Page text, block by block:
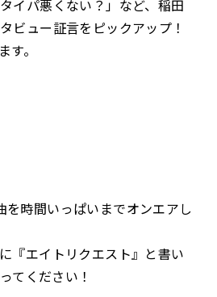
イパ悪くない？」など、稲田
ビュー証言をピックアップ！
。
を時間いっぱいまでオンエアし
『エイトリクエスト』と書い
てください！